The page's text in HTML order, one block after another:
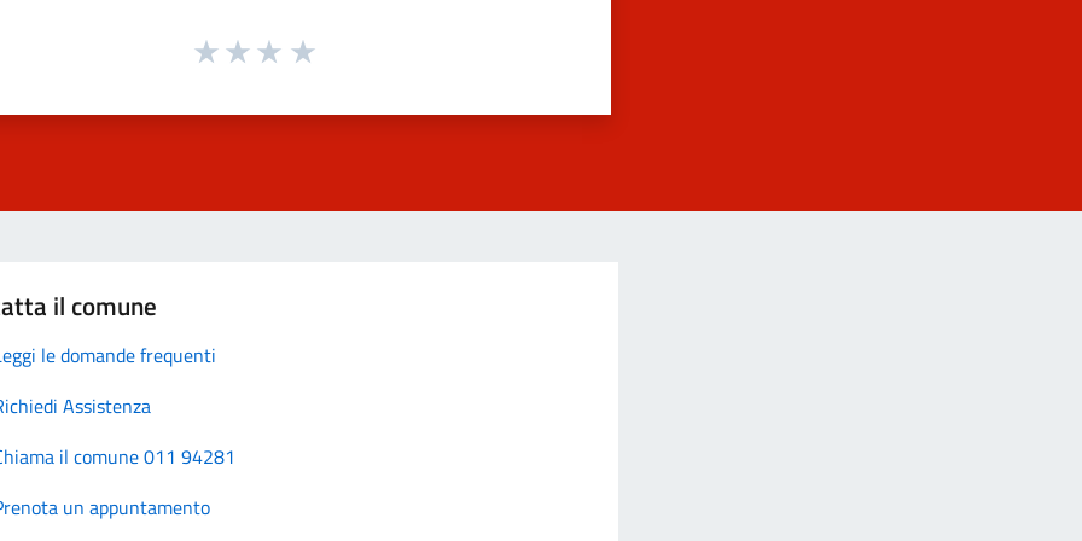
il comune
le domande frequenti
Assistenza
il comune 011 94281
un appuntamento